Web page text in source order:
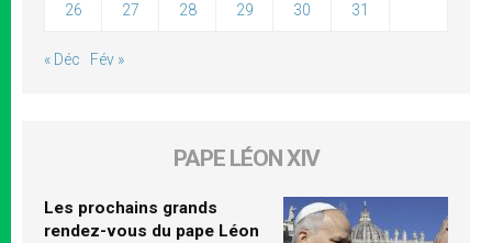
26 27 28 29 30 31
« Déc Fév »
PAPE LÉON XIV
Les prochains grands
rendez-vous du pape Léon